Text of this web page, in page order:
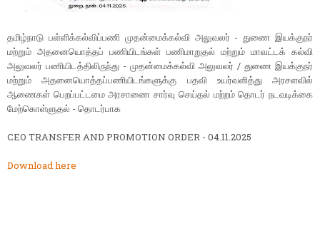
தமிழ்நாடு பள்ளிக்கல்விப்பணி முதன்மைக்கல்வி அலுவலர் - துணை இயக்குநர்
மற்றும் அதனையொத்தப் பணியிடங்கள் பணிமாறுதல் மற்றும் மாவட்டக் கல்வி
அலுவலர் பணியிடத்திலிருந்து - முதன்மைக்கல்வி அலுவலர் / துணை இயக்குநர்
மற்றும் அதனையொத்தப்பணியிடங்களுக்கு பதவி உயர்வளித்து அரசளவில்
ஆணைகள் பெறப்பட்டமை அரசாணை சார்வு செய்தல் மற்றம் தொடர் நடவடிக்கை
மேற்கொள்ளுதல் - தொடர்பாக
CEO TRANSFER AND PROMOTION ORDER - 04.11.2025
Download here